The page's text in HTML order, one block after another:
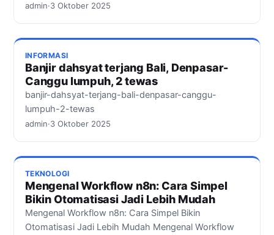
admin·3 Oktober 2025
INFORMASI
Banjir dahsyat terjang Bali, Denpasar-
Canggu lumpuh, 2 tewas
banjir-dahsyat-terjang-bali-denpasar-canggu-
lumpuh-2-tewas
admin·3 Oktober 2025
TEKNOLOGI
Mengenal Workflow n8n: Cara Simpel
Bikin Otomatisasi Jadi Lebih Mudah
Mengenal Workflow n8n: Cara Simpel Bikin
Otomatisasi Jadi Lebih Mudah Mengenal Workflow